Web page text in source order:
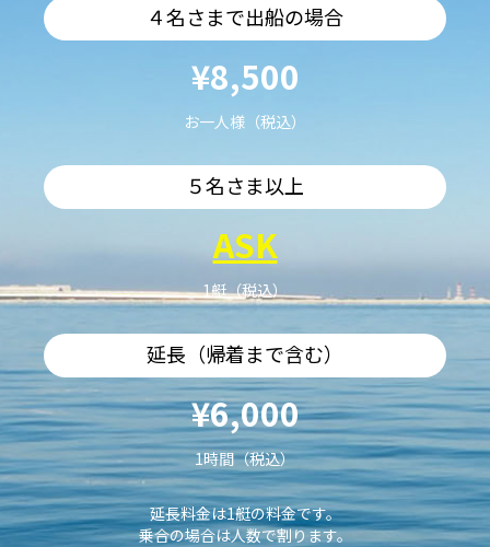
４名さまで出船の場合
¥8,500
お一人様（税込）
５名さま以上
ASK
1艇（税込）
延長（帰着まで含む）
¥6,000
1時間（税込）
延長料金は1艇の料金です。
乗合の場合は人数で割ります。